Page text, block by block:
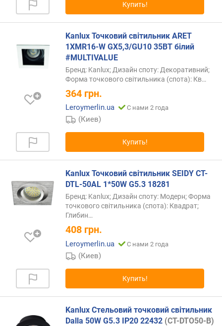
Купить!
Kanlux Точковий світильник ARET
1XMR16-W GX5,3/GU10 35ВT білий
#MULTIVALUE
Бренд: Kanlux; Дизайн споту: Декоративний;
Форма точкового світильника (спота): Кв…
364 грн.
Leroymerlin.ua С нами 2 года
(Киев)
Купить!
Kanlux Точковий світильник SEIDY CT-
DTL-50AL 1*50W G5.3 18281
Бренд: Kanlux; Дизайн споту: Модерн; Форма
точкового світильника (спота): Квадрат;
Глибин…
408 грн.
Leroymerlin.ua С нами 2 года
(Киев)
Купить!
Kanlux Стельовий точковий світильник
Dalla 50W G5.3 IP20 22432 (CT-DTO50-B)